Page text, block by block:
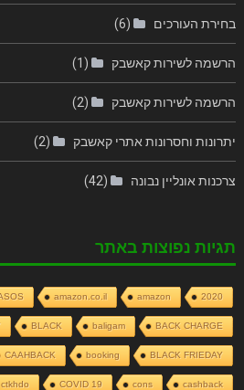
בחירת העורכים (6)
הרשמה לשירות קאשבק (1)
הרשמה לשירות קאשבק (2)
יתרונות וחסרונות אתרי קאשבק (2)
צרכנות אונליין נבונה (42)
תגיות נפוצות באתר
2020
amazon
amazon.co.il
BACK CHARGE
baligam
BLACK
BLACK FRIEDAY
booking
CAAHBACK
cashback
cons
COVID 19
ctkhdo